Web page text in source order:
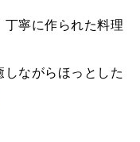
丁寧に作られた料理
ながらほっとした